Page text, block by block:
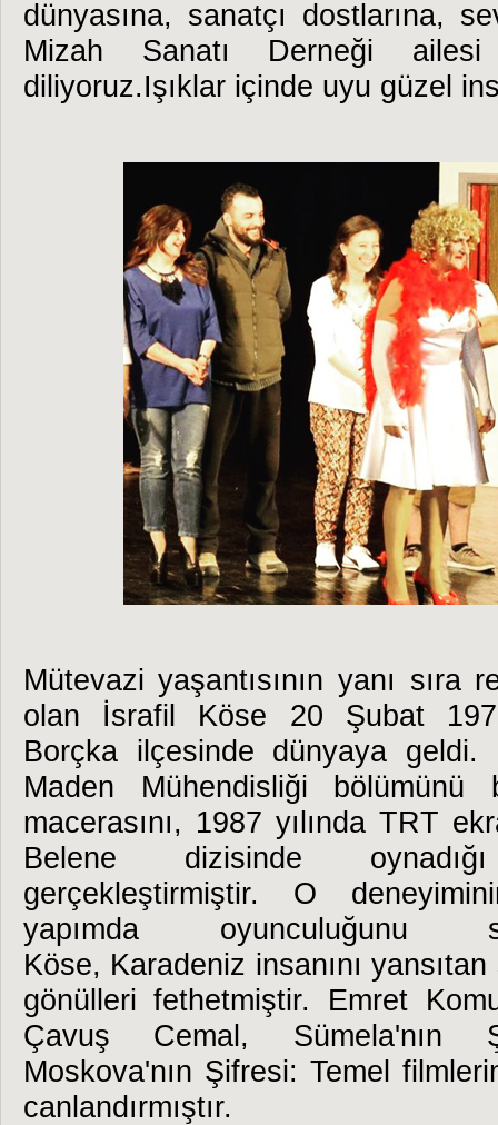
dünyasına, sanatçı dostlarına,
Mizah Sanatı Derneği ailesi
diliyoruz.Işıklar içinde uyu güzel
Mütevazi yaşantısının yanı sıra
olan İsrafil Köse 20 Şubat
Borçka ilçesinde dünyaya geldi.
Maden Mühendisliği
macerasını, 1987 yılında TRT
Belene dizisinde
gerçekleştirmiştir. O
yapımda oyunculuğunu
Köse, Karadeniz insanını
gönülleri fethetmiştir. Emret
Çavuş Cemal, Sümela'nın
Moskova'nın Şifresi: Temel
canlandırmıştır.